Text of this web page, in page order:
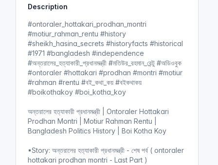
s
l
s
c
Description
#ontoraler_hottakari_prodhan_montri
#motiur_rahman_rentu #history
#sheikh_hasina_secrets #historyfacts #historical
#1971 #bangladesh #independence
#অন্তরালের_হত্যাকারী_প্রধানমন্ত্রী #মতিউর_রহমান_রেন্টু #অডিওবুক
#ontoraler #hottakari #prodhan #montri #motiur
#rahman #rentu #বই_কথা_কয় #বইকথাকয়
#boikothakoy #boi_kotha_koy
অন্তরালের হত্যাকারী প্রধানমন্ত্রী | Ontoraler Hottakari
Prodhan Montri | Motiur Rahman Rentu |
Bangladesh Politics History | Boi Kotha Koy
▪Story: অন্তরালের হত্যাকারী প্রধানমন্ত্রী - শেষ পর্ব ( ontoraler
hottakari prodhan montri - Last Part )